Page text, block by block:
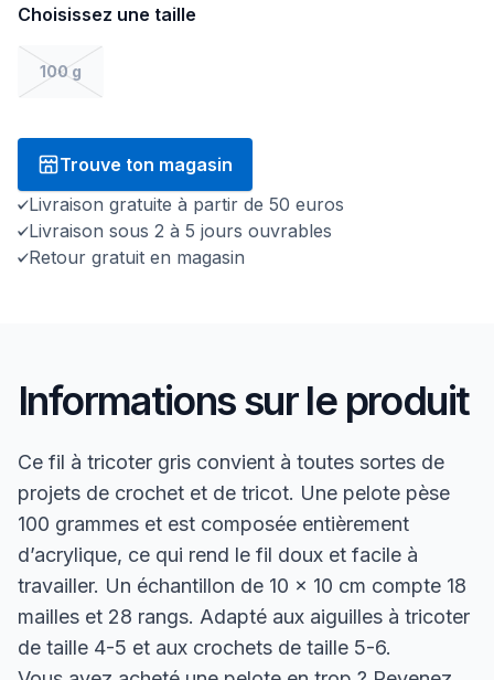
Choisissez une taille
100 g
Trouve ton magasin
Livraison gratuite à partir de 50 euros
Livraison sous 2 à 5 jours ouvrables
Retour gratuit en magasin
Informations sur le produit
Ce fil à tricoter gris convient à toutes sortes de
projets de crochet et de tricot. Une pelote pèse
100 grammes et est composée entièrement
d’acrylique, ce qui rend le fil doux et facile à
travailler. Un échantillon de 10 x 10 cm compte 18
mailles et 28 rangs. Adapté aux aiguilles à tricoter
de taille 4-5 et aux crochets de taille 5-6.